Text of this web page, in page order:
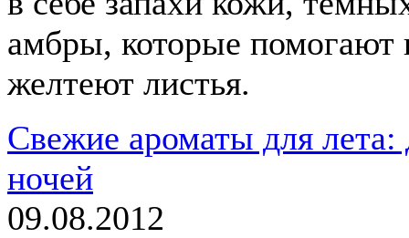
амбры, которые помогают
желтеют листья.
Свежие ароматы для
ночей
09.08.2012